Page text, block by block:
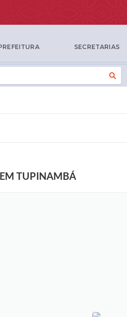
SECRETARIAS
TUPINAMBÁ